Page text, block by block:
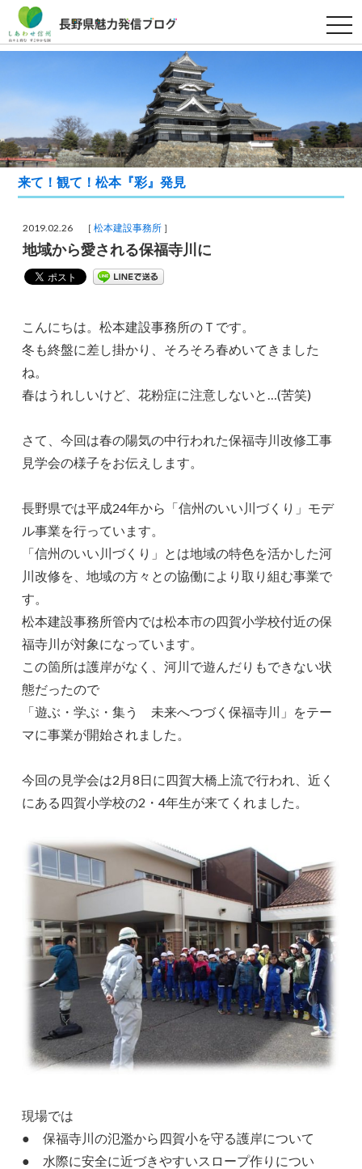
t
o
g
v
i
g
a
t
来て！観て！松本『彩』発見
2019.02.26 ［松本建設事務所 ］
地域から愛される保福寺川に
こんにちは。松本建設事務所のＴです。
冬も終盤に差し掛かり、そろそろ春めいてきました
ね。
春はうれしいけど、花粉症に注意しないと…(苦笑)
さて、今回は春の陽気の中行われた保福寺川改修工事
見学会の様子をお伝えします。
長野県では平成24年から「信州のいい川づくり」モデ
ル事業を行っています。
「信州のいい川づくり」とは地域の特色を活かした河
川改修を、地域の方々との協働により取り組む事業で
す。
松本建設事務所管内では松本市の四賀小学校付近の保
福寺川が対象になっています。
この箇所は護岸がなく、河川で遊んだりもできない状
態だったので
「遊ぶ・学ぶ・集う 未来へつづく保福寺川」をテー
マに事業が開始されました。
今回の見学会は2月8日に四賀大橋上流で行われ、近く
にある四賀小学校の2・4年生が来てくれました。
現場では
● 保福寺川の氾濫から四賀小を守る護岸について
● 水際に安全に近づきやすいスロープ作りについ